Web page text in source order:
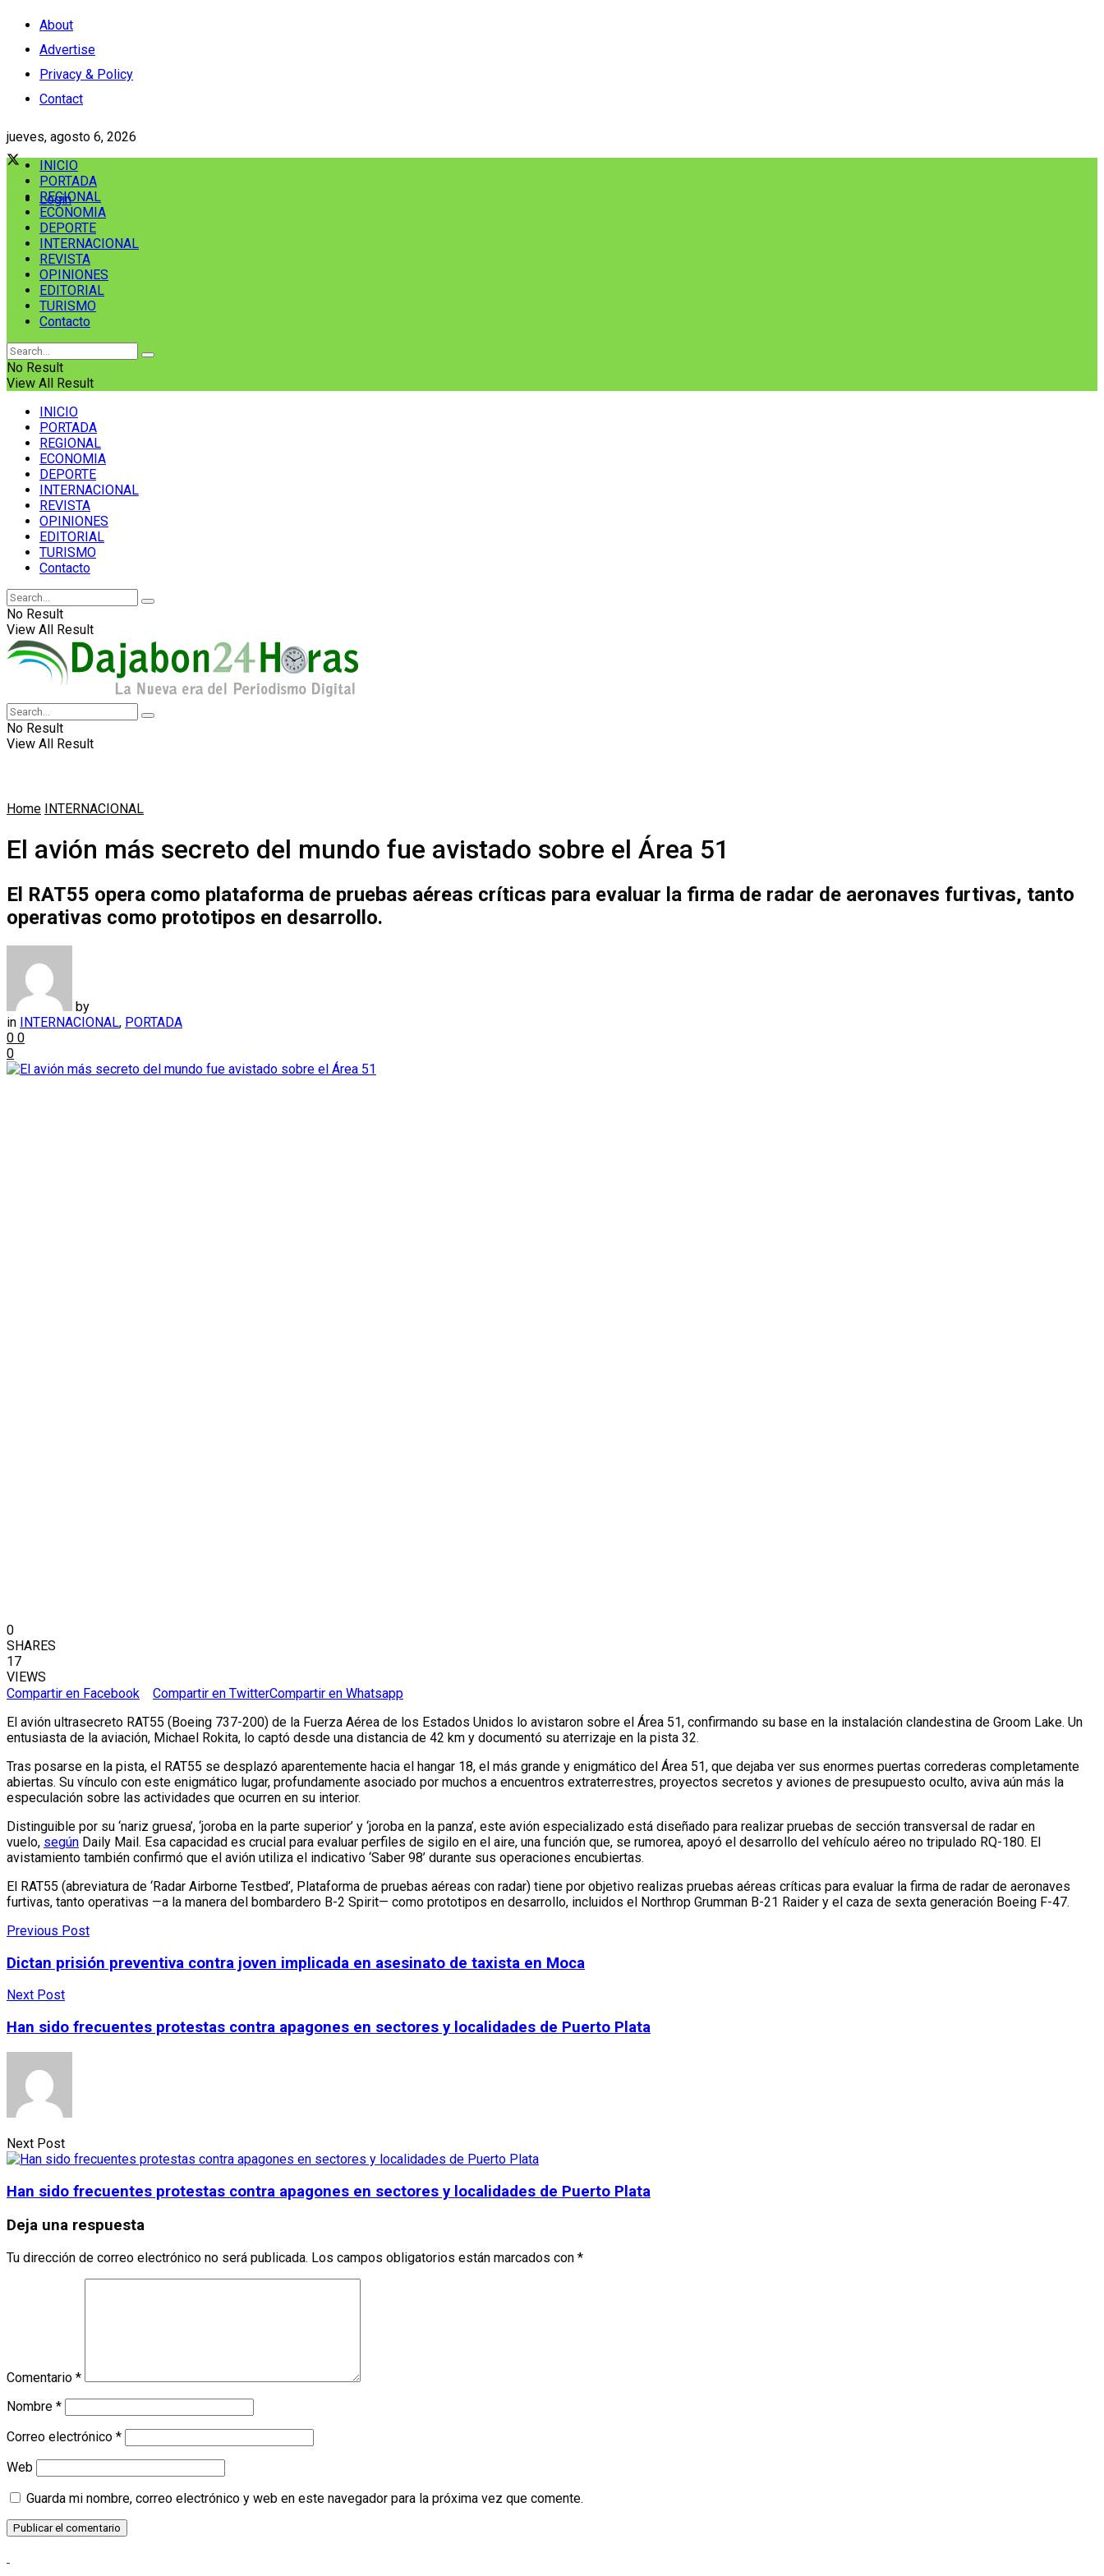
About
Advertise
Privacy & Policy
Contact
jueves, agosto 6, 2026
Login
INICIO
PORTADA
REGIONAL
ECONOMIA
DEPORTE
INTERNACIONAL
REVISTA
OPINIONES
EDITORIAL
TURISMO
Contacto
No Result
View All Result
INICIO
PORTADA
REGIONAL
ECONOMIA
DEPORTE
INTERNACIONAL
REVISTA
OPINIONES
EDITORIAL
TURISMO
Contacto
No Result
View All Result
No Result
View All Result
Home INTERNACIONAL
El avión más secreto del mundo fue avistado sobre el Área 51
El RAT55 opera como plataforma de pruebas aéreas críticas para evaluar la firma de radar de aeronaves furtivas, tanto
operativas como prototipos en desarrollo.
by
in INTERNACIONAL, PORTADA
0 0
0
0
SHARES
17
VIEWS
Compartir en Facebook
Compartir en TwitterCompartir en Whatsapp
El avión ultrasecreto RAT55 (Boeing 737-200) de la Fuerza Aérea de los Estados Unidos lo avistaron sobre el Área 51, confirmando su base en la instalación clandestina de Groom Lake. Un
entusiasta de la aviación, Michael Rokita, lo captó desde una distancia de 42 km y documentó su aterrizaje en la pista 32.
Tras posarse en la pista, el RAT55 se desplazó aparentemente hacia el hangar 18, el más grande y enigmático del Área 51, que dejaba ver sus enormes puertas correderas completamente
abiertas. Su vínculo con este enigmático lugar, profundamente asociado por muchos a encuentros extraterrestres, proyectos secretos y aviones de presupuesto oculto, aviva aún más la
especulación sobre las actividades que ocurren en su interior.
Distinguible por su ‘nariz gruesa’, ‘joroba en la parte superior’ y ‘joroba en la panza’, este avión especializado está diseñado para realizar pruebas de sección transversal de radar en
vuelo, según Daily Mail. Esa capacidad es crucial para evaluar perfiles de sigilo en el aire, una función que, se rumorea, apoyó el desarrollo del vehículo aéreo no tripulado RQ-180. El
avistamiento también confirmó que el avión utiliza el indicativo ‘Saber 98’ durante sus operaciones encubiertas.
El RAT55 (abreviatura de ‘Radar Airborne Testbed’, Plataforma de pruebas aéreas con radar) tiene por objetivo realizas pruebas aéreas críticas para evaluar la firma de radar de aeronaves
furtivas, tanto operativas —a la manera del bombardero B-2 Spirit— como prototipos en desarrollo, incluidos el Northrop Grumman B-21 Raider y el caza de sexta generación Boeing F-47.
Previous Post
Dictan prisión preventiva contra joven implicada en asesinato de taxista en Moca
Next Post
Han sido frecuentes protestas contra apagones en sectores y localidades de Puerto Plata
Next Post
Han sido frecuentes protestas contra apagones en sectores y localidades de Puerto Plata
Deja una respuesta
Tu dirección de correo electrónico no será publicada. Los campos obligatorios están marcados con *
Comentario *
Nombre *
Correo electrónico *
Web
Guarda mi nombre, correo electrónico y web en este navegador para la próxima vez que comente.